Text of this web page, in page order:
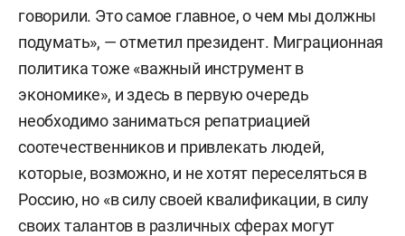
говорили. Это самое главное, о чем мы должны
подумать», — отметил президент. Миграционная
политика тоже «важный инструмент в
экономике», и здесь в первую очередь
необходимо заниматься репатриацией
соотечественников и привлекать людей,
которые, возможно, и не хотят переселяться в
Россию, но «в силу своей квалификации, в силу
своих талантов в различных сферах могут